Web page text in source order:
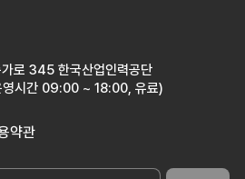
로 345 한국산업인력공단
영시간 09:00 ~ 18:00, 유료)
약관